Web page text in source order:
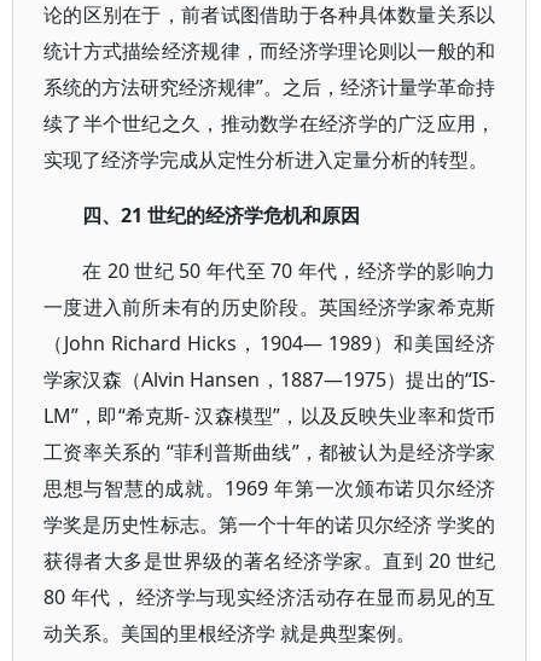
论的区别在于，前者试图借助于各种具体数量关系以
统计方式描绘经济规律，而经济学理论则以一般的和
系统的方法研究经济规律”。之后，经济计量学革命持
续了半个世纪之久，推动数学在经济学的广泛应用，
实现了经济学完成从定性分析进入定量分析的转型。
四、21 世纪的经济学危机和原因
在 20 世纪 50 年代至 70 年代，经济学的影响力
一度进入前所未有的历史阶段。英国经济学家希克斯
（John Richard Hicks，1904— 1989）和美国经济
学家汉森（Alvin Hansen，1887—1975）提出的“IS-
LM”，即“希克斯- 汉森模型”，以及反映失业率和货币
工资率关系的 “菲利普斯曲线”，都被认为是经济学家
思想与智慧的成就。1969 年第一次颁布诺贝尔经济
学奖是历史性标志。第一个十年的诺贝尔经济 学奖的
获得者大多是世界级的著名经济学家。直到 20 世纪
80 年代， 经济学与现实经济活动存在显而易见的互
动关系。美国的里根经济学 就是典型案例。